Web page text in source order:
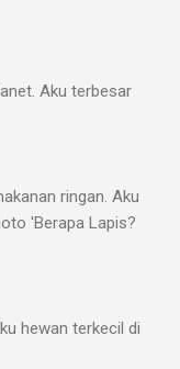
Aku terbesar
ringan. Aku
'Berapa Lapis?
hewan terkecil di